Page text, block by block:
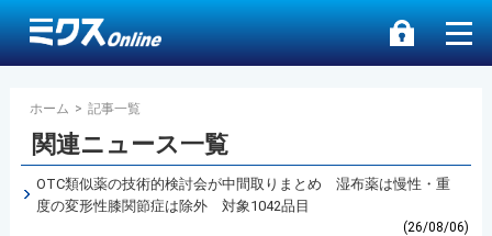
ホーム > 記事一覧
関連ニュース一覧
OTC類似薬の技術的検討会が中間取りまとめ 湿布薬は慢性・重
度の変形性膝関節症は除外 対象1042品目
(26/08/06)